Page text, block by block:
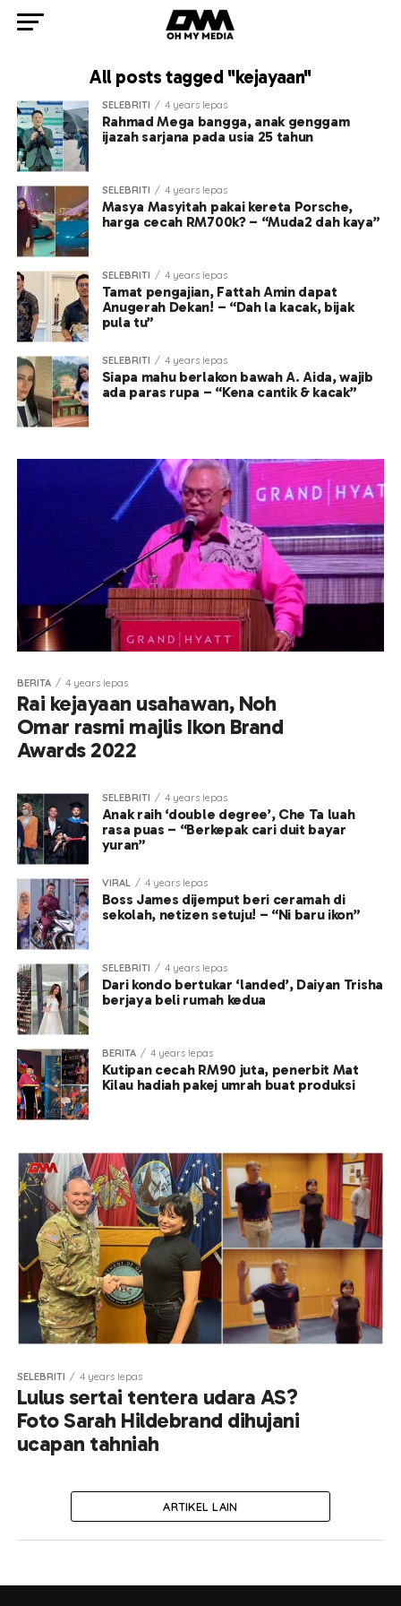
All posts tagged "kejayaan"
SELEBRITI 4 years lepas
Rahmad Mega bangga, anak genggam
ijazah sarjana pada usia 25 tahun
SELEBRITI 4 years lepas
Masya Masyitah pakai kereta Porsche,
harga cecah RM700k? – “Muda2 dah kaya”
SELEBRITI 4 years lepas
Tamat pengajian, Fattah Amin dapat
Anugerah Dekan! – “Dah la kacak, bijak
pula tu”
SELEBRITI 4 years lepas
Siapa mahu berlakon bawah A. Aida, wajib
ada paras rupa – “Kena cantik & kacak”
BERITA 4 years lepas
Rai kejayaan usahawan, Noh
Omar rasmi majlis Ikon Brand
Awards 2022
SELEBRITI 4 years lepas
Anak raih ‘double degree’, Che Ta luah
rasa puas – “Berkepak cari duit bayar
yuran”
VIRAL 4 years lepas
Boss James dijemput beri ceramah di
sekolah, netizen setuju! – “Ni baru ikon”
SELEBRITI 4 years lepas
Dari kondo bertukar ‘landed’, Daiyan Trisha
berjaya beli rumah kedua
BERITA 4 years lepas
Kutipan cecah RM90 juta, penerbit Mat
Kilau hadiah pakej umrah buat produksi
SELEBRITI 4 years lepas
Lulus sertai tentera udara AS?
Foto Sarah Hildebrand dihujani
ucapan tahniah
ARTIKEL LAIN